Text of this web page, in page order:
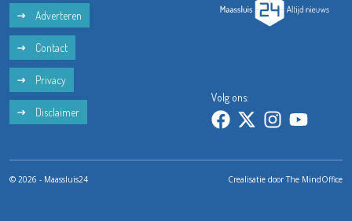
Adverteren
Contact
Privacy
Disclaimer
Volg ons:
© 2026 - Maassluis24 Crealisatie doorThe MindOffice